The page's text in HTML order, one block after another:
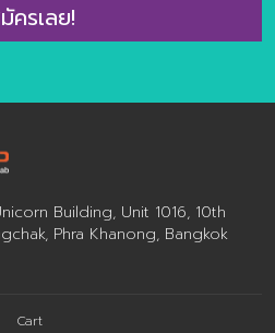
ครเลย!
Building, Unit 1016, 10th
Phra Khanong, Bangkok
Cart